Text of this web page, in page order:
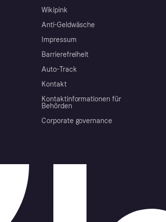
Wikipink
Anti-Geldwäsche
Impressum
Barrierefreiheit
Auto-Track
Kontakt
Kontaktinformationen für
Behörden
Corporate governance